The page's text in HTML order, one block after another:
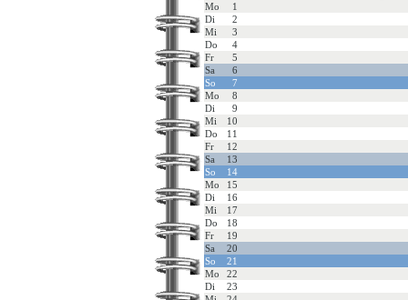
Mo
1
Di
2
Mi
3
Do
4
Fr
5
Sa
6
So
7
Mo
8
Di
9
Mi
10
Do
11
Fr
12
Sa
13
So
14
Mo
15
Di
16
Mi
17
Do
18
Fr
19
Sa
20
So
21
Mo
22
Di
23